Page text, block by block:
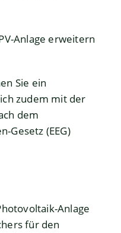
Anlage erweitern
Sie ein
zudem mit der
dem
Gesetz (EEG)
Anlage
für den